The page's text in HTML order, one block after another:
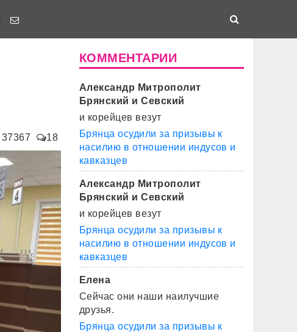
37367 18
КОММЕНТАРИИ
Александр Митрополит
Брянский и Севский
и корейцев везут
Брянца осудили за призывы к
насилию в отношении индусов и
кавказцев
Александр Митрополит
Брянский и Севский
и корейцев везут
Брянца осудили за призывы к
насилию в отношении индусов и
кавказцев
Елена
Сейчас они наши наилучшие
друзья.
Брянца осудили за призывы к